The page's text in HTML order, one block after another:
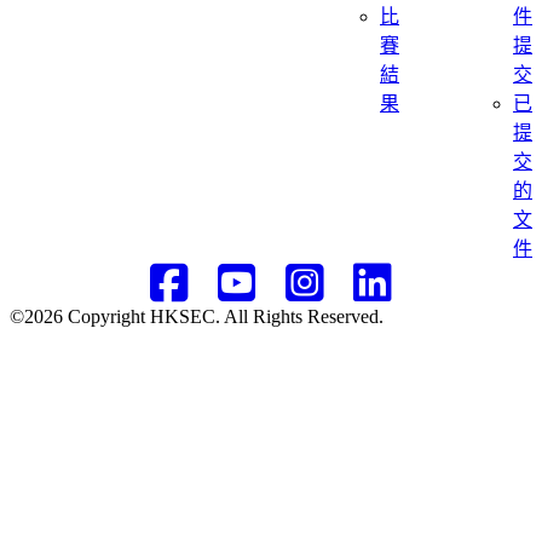
比
賽
結
果
件
提
交
已
提
交
的
文
件
©2026 Copyright HKSEC. All Rights Reserved.